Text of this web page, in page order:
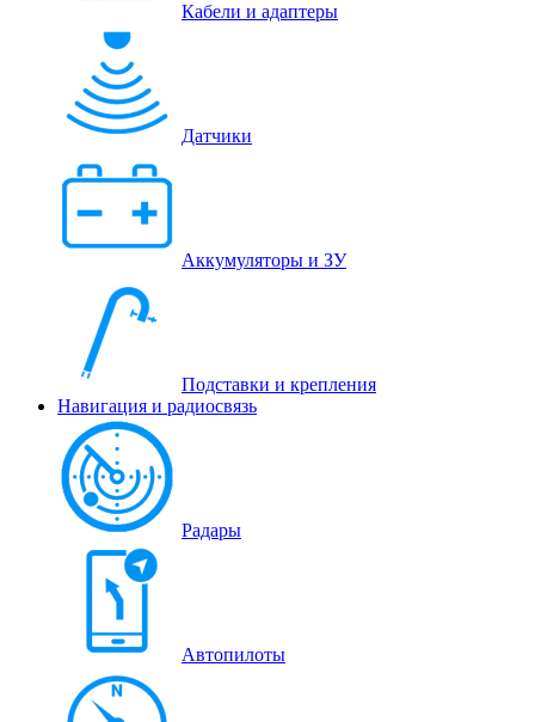
Кабели и адаптеры
Датчики
Аккумуляторы и ЗУ
Подставки и крепления
Навигация и радиосвязь
Радары
Автопилоты